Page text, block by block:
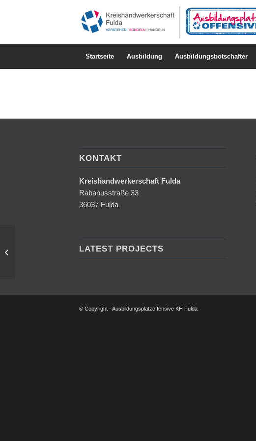
Startseite Ausbildung Ausbildungsbotschafter
KONTAKT
Kreishandwerkerschaft Fulda
Rabanusstraße 33
36037 Fulda
LATEST PROJECTS
© Copyright - Ausbildungsplatzoffensive KH Fulda
Jehn GmbH & Co. KG